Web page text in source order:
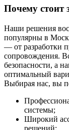
Почему стоит
Наши решения
популярны в
— от разработки
сопровождения.
безопасности, а
оптимальный
Выбирая нас, вы
системы;
Широкий
решений;